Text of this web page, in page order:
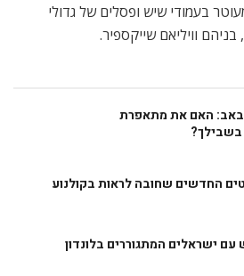
בעמודי שיש ופסלים של גדולי
בניהם וויליאם שייקספיר.
באב: האם את מתאפרת
בשבילך?
החדשים שחובה לראות בקולנוע
ישראלים המתגוררים בלונדון